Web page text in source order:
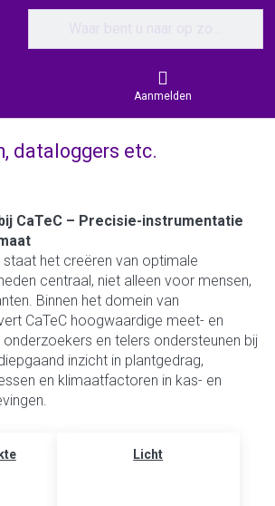
Aanmelden
dataloggers etc.
CaTeC – Precisie-instrumentatie
staat het creëren van optimale
centraal, niet alleen voor mensen,
Binnen het domein van
CaTeC hoogwaardige meet- en
en telers ondersteunen bij
inzicht in plantgedrag,
en klimaatfactoren in kas- en
Licht